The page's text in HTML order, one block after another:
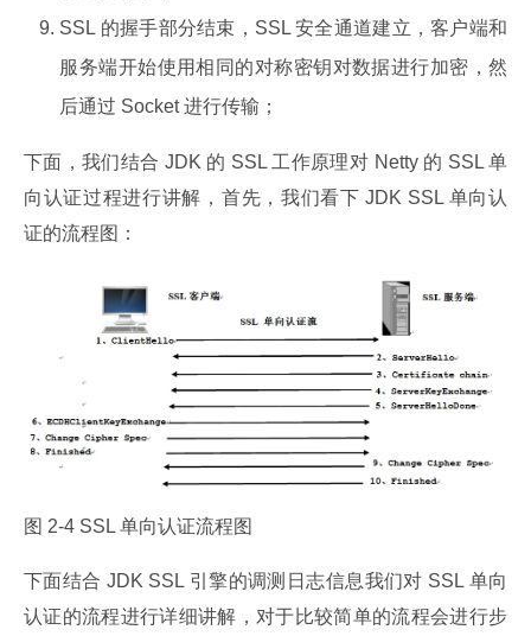
SSL 的握手部分结束，SSL 安全通道建立，客户端和
服务端开始使用相同的对称密钥对数据进行加密，然
后通过 Socket 进行传输；
下面，我们结合 JDK 的 SSL 工作原理对 Netty 的 SSL 单
向认证过程进行讲解，首先，我们看下 JDK SSL 单向认
证的流程图：
图 2-4 SSL 单向认证流程图
下面结合 JDK SSL 引擎的调测日志信息我们对 SSL 单向
认证的流程进行详细讲解，对于比较简单的流程会进行步